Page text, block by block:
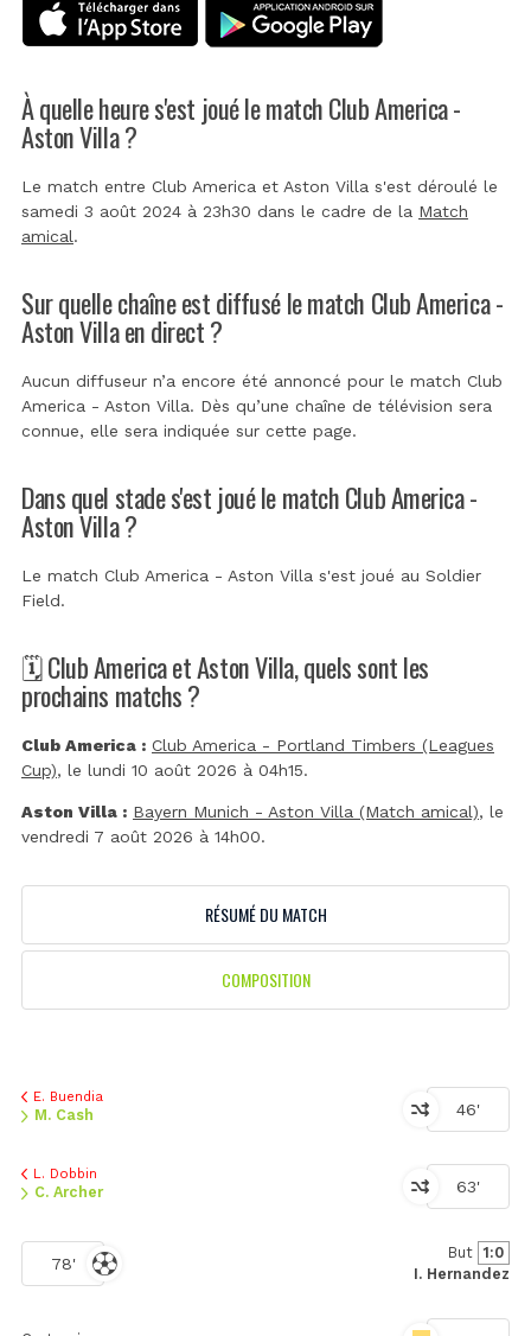
À quelle heure s'est joué le match Club America -
Aston Villa ?
Le match entre Club America et Aston Villa s'est déroulé le
samedi 3 août 2024 à 23h30 dans le cadre de la Match
amical.
Sur quelle chaîne est diffusé le match Club America -
Aston Villa en direct ?
Aucun diffuseur n’a encore été annoncé pour le match Club
America - Aston Villa. Dès qu’une chaîne de télévision sera
connue, elle sera indiquée sur cette page.
Dans quel stade s'est joué le match Club America -
Aston Villa ?
Le match Club America - Aston Villa s'est joué au Soldier
Field.
🗓️ Club America et Aston Villa, quels sont les
prochains matchs ?
Club America : Club America - Portland Timbers (Leagues
Cup), le lundi 10 août 2026 à 04h15.
Aston Villa : Bayern Munich - Aston Villa (Match amical), le
vendredi 7 août 2026 à 14h00.
RÉSUMÉ DU MATCH
COMPOSITION
46'
E. Buendia
M. Cash
63'
L. Dobbin
C. Archer
78'
But 1:0
I. Hernandez